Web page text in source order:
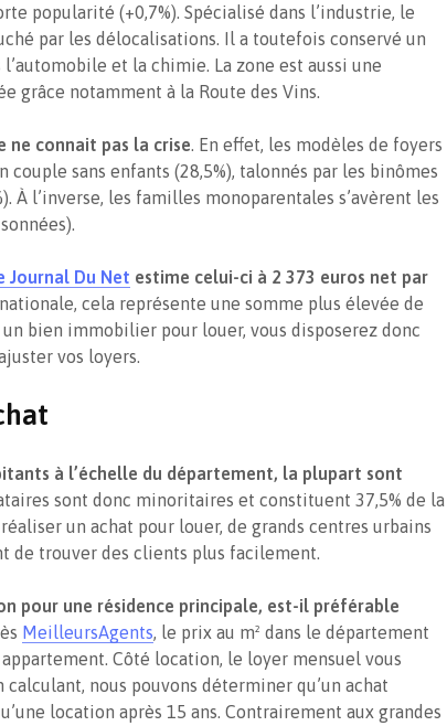
popularité (+0,7%). Spécialisé dans l’industrie, le
par les délocalisations. Il a toutefois conservé un
et la chimie. La zone est aussi une
grâce notamment à la Route des Vins.
ne connait pas la crise. En effet, les modèles de foyers
couple sans enfants (28,5%), talonnés par les binômes
À l’inverse, les familles monoparentales s’avèrent les
Journal Du Net estime celui-ci à 2 373 euros net par
cela représente une somme plus élevée de
un bien immobilier pour louer, vous disposerez donc
vos loyers.
à l’échelle du département, la plupart sont
sont donc minoritaires et constituent 37,5% de la
un achat pour louer, de grands centres urbains
de trouver des clients plus facilement.
pour une résidence principale, est-il préférable
MeilleursAgents, le prix au m² dans le département
Côté location, le loyer mensuel vous
calculant, nous pouvons déterminer qu’un achat
location après 15 ans. Contrairement aux grandes